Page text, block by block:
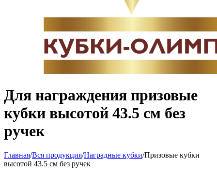
Для награждения призовые
кубки высотой 43.5 см без
ручек
Главная/Вся продукция/Наградные кубки/Призовые кубки
высотой 43.5 см без ручек